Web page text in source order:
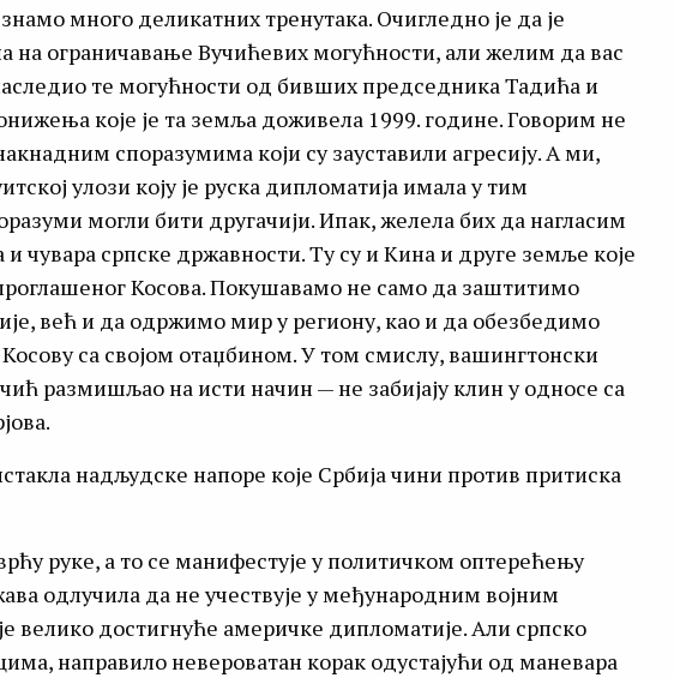
много деликатних тренутака. Очигледно је да је
на ограничавање Вучићевих могућности, али желим да вас
те могућности од бивших председника Тадића и
које је та земља доживела 1999. године. Говорим не
споразумима који су зауставили агресију. А ми,
улози коју је руска дипломатија имала у тим
могли бити другачији. Ипак, желела бих да нагласим
и чувара српске државности. Ту су и Кина и друге земље које
Косова. Покушавамо не само да заштитимо
већ и да одржимо мир у региону, као и да обезбедимо
са својом отаџбином. У том смислу, вашингтонски
размишљао на исти начин — не забијају клин у односе са
надљудске напоре које Србија чини против притиска
руке, а то се манифестује у политичком оптерећењу
одлучила да не учествује у међународним војним
велико достигнуће америчке дипломатије. Али српско
направило невероватан корак одустајући од маневара